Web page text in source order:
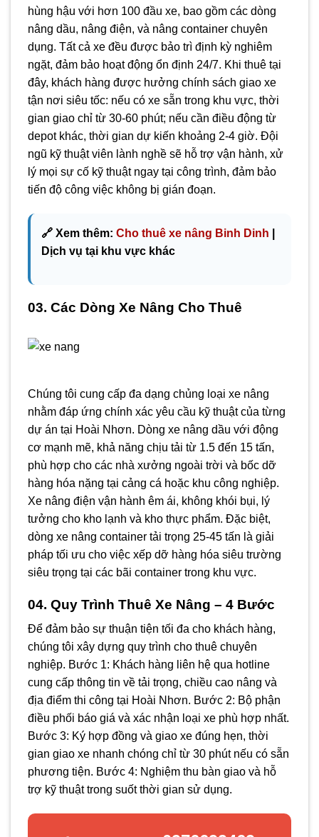
hùng hậu với hơn 100 đầu xe, bao gồm các dòng
nâng dầu, nâng điện, và nâng container chuyên
dụng. Tất cả xe đều được bảo trì định kỳ nghiêm
ngặt, đảm bảo hoạt động ổn định 24/7. Khi thuê tại
đây, khách hàng được hưởng chính sách giao xe
tận nơi siêu tốc: nếu có xe sẵn trong khu vực, thời
gian giao chỉ từ 30-60 phút; nếu cần điều động từ
depot khác, thời gian dự kiến khoảng 2-4 giờ. Đội
ngũ kỹ thuật viên lành nghề sẽ hỗ trợ vận hành, xử
lý mọi sự cố kỹ thuật ngay tại công trình, đảm bảo
tiến độ công việc không bị gián đoạn.
🔗 Xem thêm: Cho thuê xe nâng Binh Dinh
Dịch vụ tại khu vực khác
03. Các Dòng Xe Nâng Cho Thuê
Chúng tôi cung cấp đa dạng chủng loại xe nâng
nhằm đáp ứng chính xác yêu cầu kỹ thuật của từng
dự án tại Hoài Nhơn. Dòng xe nâng dầu với động
cơ mạnh mẽ, khả năng chịu tải từ 1.5 đến 15 tấn,
phù hợp cho các nhà xưởng ngoài trời và bốc dỡ
hàng hóa nặng tại cảng cá hoặc khu công nghiệp.
Xe nâng điện vận hành êm ái, không khói bụi, lý
tưởng cho kho lạnh và kho thực phẩm. Đặc biệt,
dòng xe nâng container tải trọng 25-45 tấn là giải
pháp tối ưu cho việc xếp dỡ hàng hóa siêu trường
siêu trọng tại các bãi container trong khu vực.
04. Quy Trình Thuê Xe Nâng – 4 Bước
Để đảm bảo sự thuận tiện tối đa cho khách hàng,
chúng tôi xây dựng quy trình cho thuê chuyên
nghiệp. Bước 1: Khách hàng liên hệ qua hotline
cung cấp thông tin về tải trọng, chiều cao nâng và
địa điểm thi công tại Hoài Nhơn. Bước 2: Bộ phận
điều phối báo giá và xác nhận loại xe phù hợp nhất.
Bước 3: Ký hợp đồng và giao xe đúng hẹn, thời
gian giao xe nhanh chóng chỉ từ 30 phút nếu có sẵn
phương tiện. Bước 4: Nghiệm thu bàn giao và hỗ
trợ kỹ thuật trong suốt thời gian sử dụng.